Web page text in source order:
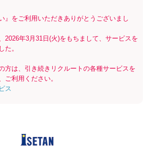
』をご利用いただきありがとうございまし
2026年3月31日(火)をもちまして、サービスを
た。
方は、引き続きリクルートの各種サービスを
ご利用ください。
ス